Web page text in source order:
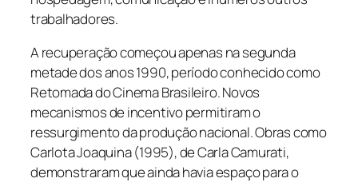
trabalhadores.
A recuperação começou apenas na segunda
metade dos anos 1990, período conhecido como
Retomada do Cinema Brasileiro. Novos
mecanismos de incentivo permitiram o
ressurgimento da produção nacional. Obras como
Carlota Joaquina(1995), de Carla Camurati,
demonstraram que ainda havia espaço para o